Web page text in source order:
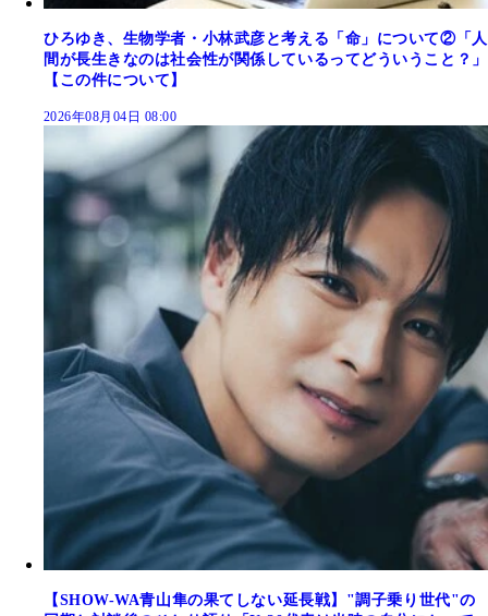
ひろゆき、生物学者・小林武彦と考える「命」について②「人
間が長生きなのは社会性が関係しているってどういうこと？」
【この件について】
2026年08月04日 08:00
【SHOW-WA青山隼の果てしない延長戦】"調子乗り世代"の